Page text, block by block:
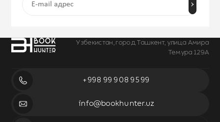
Узбекистан, город Ташкент, улица Амира
Темура 129А
+998 99 908 95 99
info@bookhunter.uz